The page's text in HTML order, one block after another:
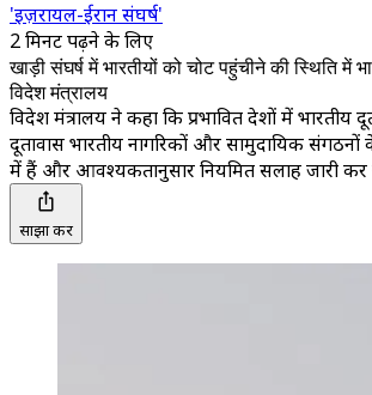
'इज़रायल-ईरान संघर्ष'
2 मिनट पढ़ने के लिए
खाड़ी संघर्ष में भारतीयों को चोट पहुंचीने की स्थिति में
विदेश मंत्रालय
विदेश मंत्रालय ने कहा कि प्रभावित देशों में भारतीय
दूतावास भारतीय नागरिकों और सामुदायिक संगठनों
में हैं और आवश्यकतानुसार नियमित सलाह जारी कर
साझा करें